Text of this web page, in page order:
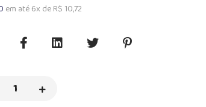
em até 6x de R$ 10,72